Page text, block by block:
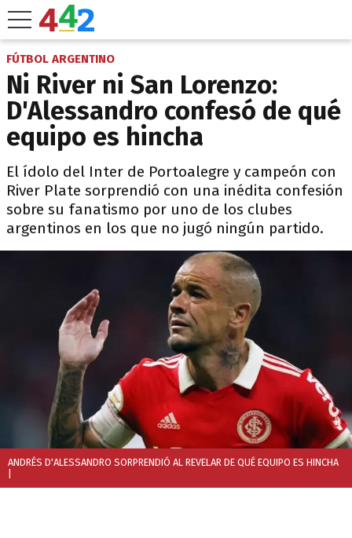
FÚTBOL ARGENTINO
Ni River ni San Lorenzo:
D'Alessandro confesó de qué
equipo es hincha
El ídolo del Inter de Portoalegre y campeón con
River Plate sorprendió con una inédita confesión
sobre su fanatismo por uno de los clubes
argentinos en los que no jugó ningún partido.
ANDRÉS D'ALESSANDRO SORPRENDIÓ AL REVELAR DE QUÉ EQUIPO ES HINCHA